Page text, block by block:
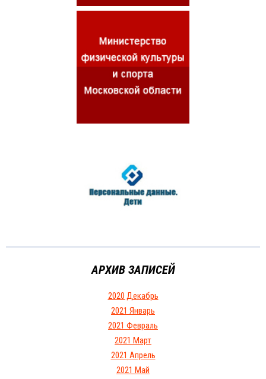
АРХИВ ЗАПИСЕЙ
2020 Декабрь
2021 Январь
2021 Февраль
2021 Март
2021 Апрель
2021 Май